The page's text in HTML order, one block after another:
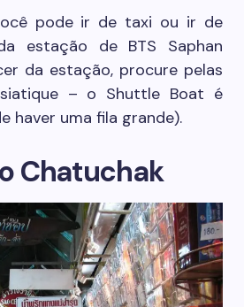
pode ir de taxi ou ir de
estação de BTS Saphan
da estação, procure pelas
– o Shuttle Boat é
haver uma fila grande).
Chatuchak